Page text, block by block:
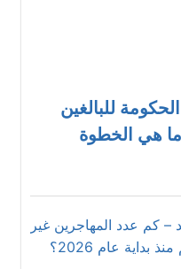
للبالغين
ما هي الخطوة